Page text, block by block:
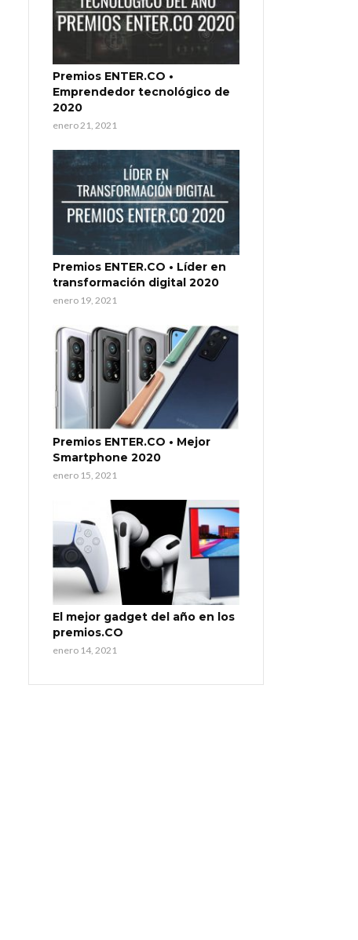
Premios ENTER.CO •
Emprendedor tecnológico de
2020
enero 21, 2021
Premios ENTER.CO • Líder en
transformación digital 2020
enero 19, 2021
Premios ENTER.CO • Mejor
Smartphone 2020
enero 15, 2021
El mejor gadget del año en los
premios.CO
enero 14, 2021